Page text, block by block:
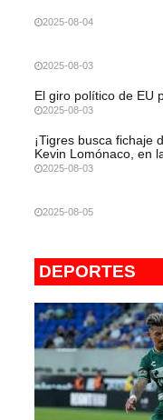
2025-08-04
2025-08-03
El giro político de EU
2025-08-03
¡Tigres busca fichaje
Kevin Lomónaco, en
2025-08-03
2025-08-05
DEPORTES